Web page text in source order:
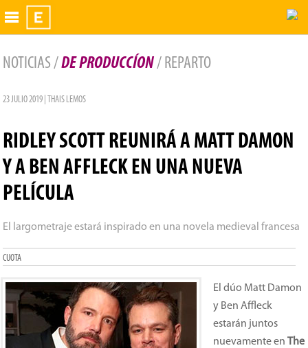
Exhibidor
NOTICIAS /DE PRODUCCÍON/ REPARTO
23 JULIO 2019 | THAIS LEMOS
RIDLEY SCOTT REUNIRÁ A MATT DAMON
Y A BEN AFFLECK EN UNA NUEVA
PELÍCULA
El largometraje estará inspirado en una novela medieval francesa
CUOTA
El dúo Matt Damon
y Ben Affleck
estarán juntos
nuevamente enThe